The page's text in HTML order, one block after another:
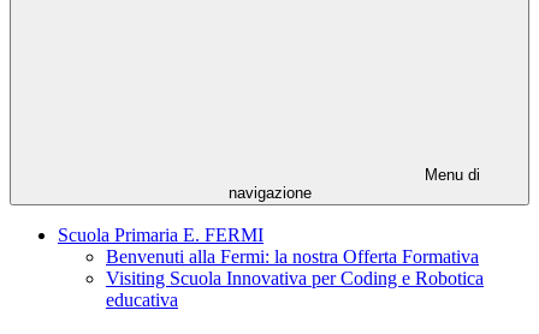
Menu di
navigazione
Scuola Primaria E. FERMI
Benvenuti alla Fermi: la nostra Offerta Formativa
Visiting Scuola Innovativa per Coding e Robotica
educativa